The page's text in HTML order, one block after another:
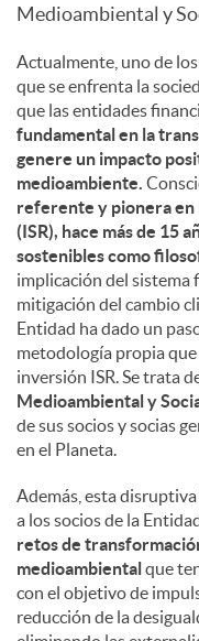
Medioambiental y
Actualmente, uno de
que se enfrenta la
que las entidades
fundamental en la
genere un impacto
medioambiente.
referente y pionera en
(ISR), hace más de 15
sostenibles como
implicación del sistema
mitigación del cambio
Entidad ha dado un
metodología propia
inversión ISR. Se trata
Medioambiental y
de sus socios y socias
en el Planeta.
Además, esta
a los socios de la
retos de
medioambiental que
con el objetivo de
reducción de la